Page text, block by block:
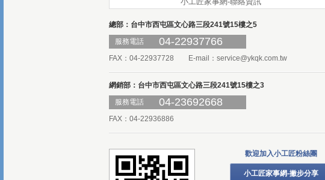
總部：台中市西屯區文心路三段241號15樓之5
服務電話
04-22937766
FAX：04-22937728 E-mail： service@ykqk.com.tw
網銷部：台中市西屯區文心路三段241號15樓之3
服務電話
04-23692668
FAX：04-22936886
歡迎加入小工匠粉絲團
小工匠家事網-撇步分享